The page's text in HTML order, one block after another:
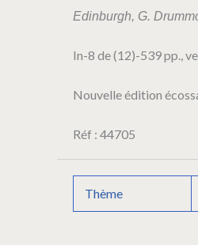
inusum
academicarum.
Edinburgh, G.
In-8 de (12)-539 pp.,
Nouvelle édition
Réf : 44705
Thème